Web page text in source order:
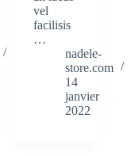
vel
facilisis
…
nadele-
store.com
14
janvier
2022